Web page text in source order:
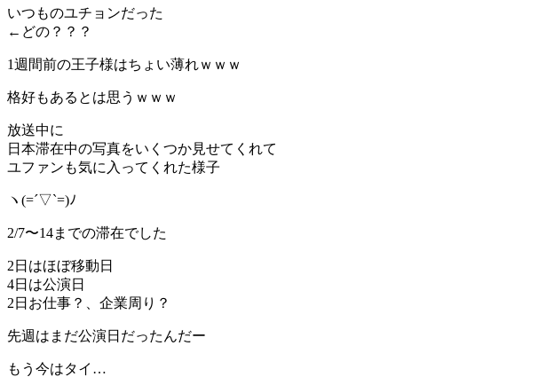
いつものユチョンだった
←どの？？？
1週間前の王子様はちょい薄れｗｗｗ
格好もあるとは思うｗｗｗ
放送中に
日本滞在中の写真をいくつか見せてくれて
ユファンも気に入ってくれた様子
ヽ(=´▽`=)ﾉ
2/7〜14までの滞在でした
2日はほぼ移動日
4日は公演日
2日お仕事？、企業周り？
先週はまだ公演日だったんだー
もう今はタイ…